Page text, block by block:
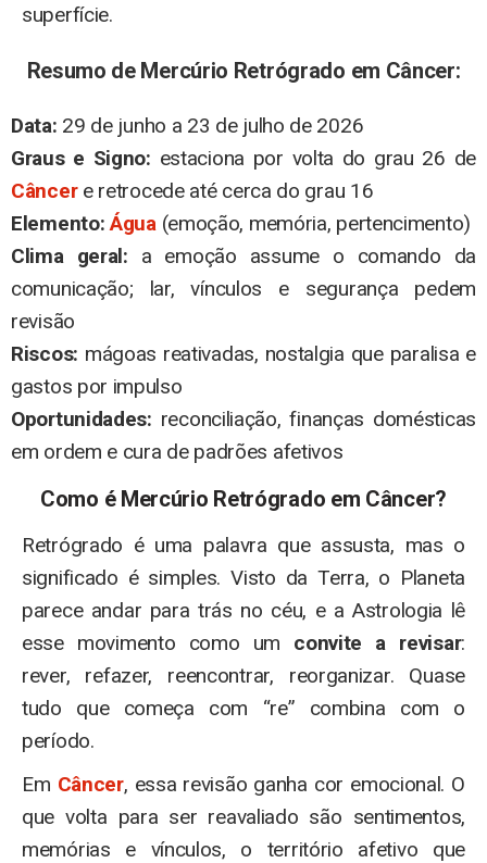
superfície.
Resumo de Mercúrio Retrógrado em Câncer:
Data: 29 de junho a 23 de julho de 2026
Graus e Signo: estaciona por volta do grau 26 de
Câncere retrocede até cerca do grau 16
Elemento: Água (emoção, memória, pertencimento)
Clima geral: a emoção assume o comando da
comunicação; lar, vínculos e segurança pedem
revisão
Riscos: mágoas reativadas, nostalgia que paralisa e
gastos por impulso
Oportunidades: reconciliação, finanças domésticas
em ordem e cura de padrões afetivos
Como é Mercúrio Retrógrado em Câncer?
Retrógrado é uma palavra que assusta, mas o
significado é simples. Visto da Terra, o Planeta
parece andar para trás no céu, e a Astrologia lê
esse movimento como um convite a revisar:
rever, refazer, reencontrar, reorganizar. Quase
tudo que começa com “re” combina com o
período.
Em Câncer, essa revisão ganha cor emocional. O
que volta para ser reavaliado são sentimentos,
memórias e vínculos, o território afetivo que